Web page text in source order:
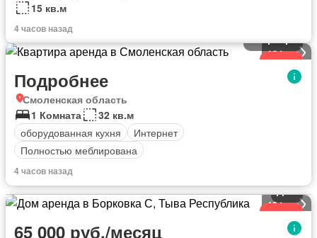
15 кв.м
4 часов назад
16фото
Подробнее
Смоленская область
1 Комната
32 кв.м
оборудованная кухня
Интернет
Полностью меблирована
4 часов назад
12фото
Дом
65 000 руб./месяц